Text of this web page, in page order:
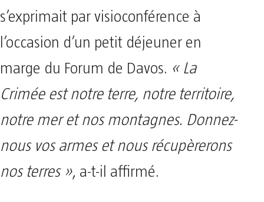
s’exprimait par visioconférence à
l’occasion d’un petit déjeuner en
marge du Forum de Davos. « La
Crimée est notre terre, notre territoire,
notre mer et nos montagnes. Donnez-
nous vos armes et nous récupèrerons
nos terres », a-t-il affirmé.